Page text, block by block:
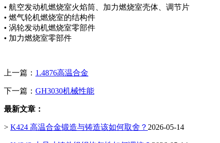
• 航空发动机燃烧室火焰筒、加力燃烧室壳体、调节片
• 燃气轮机燃烧室的结构件
• 涡轮发动机燃烧室零部件
• 加力燃烧室零部件
上一篇： 1.4876高温合金
下一篇： GH3030机械性能
最新文章：
> K424 高温合金锻造与铸造该如何取舍？ 2026-05-14